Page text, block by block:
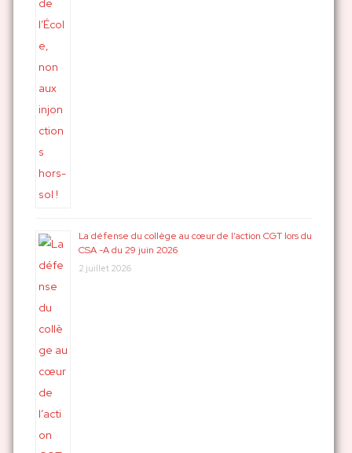
La défense du collège au cœur de l’action CGT lors du
CSA -A du 29 juin 2026
2 juillet 2026